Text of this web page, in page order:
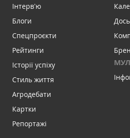
Інтервʼю
Блоги
Спецпроєкти
Рейтинги
Історії успіху
Стиль життя
Агродебати
Картки
Репортажі